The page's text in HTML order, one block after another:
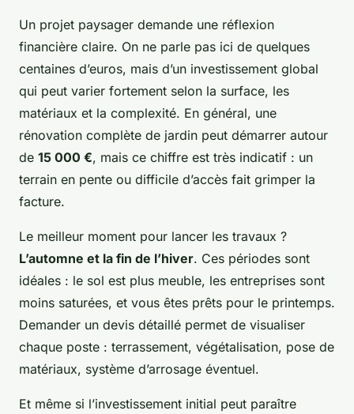
Un projet paysager demande une réflexion
financière claire. On ne parle pas ici de quelques
centaines d’euros, mais d’un investissement global
qui peut varier fortement selon la surface, les
matériaux et la complexité. En général, une
rénovation complète de jardin peut démarrer autour
de 15 000 €, mais ce chiffre est très indicatif : un
terrain en pente ou difficile d’accès fait grimper la
facture.
Le meilleur moment pour lancer les travaux ?
L’automne et la fin de l’hiver. Ces périodes sont
idéales : le sol est plus meuble, les entreprises sont
moins saturées, et vous êtes prêts pour le printemps.
Demander un devis détaillé permet de visualiser
chaque poste : terrassement, végétalisation, pose de
matériaux, système d’arrosage éventuel.
Et même si l’investissement initial peut paraître